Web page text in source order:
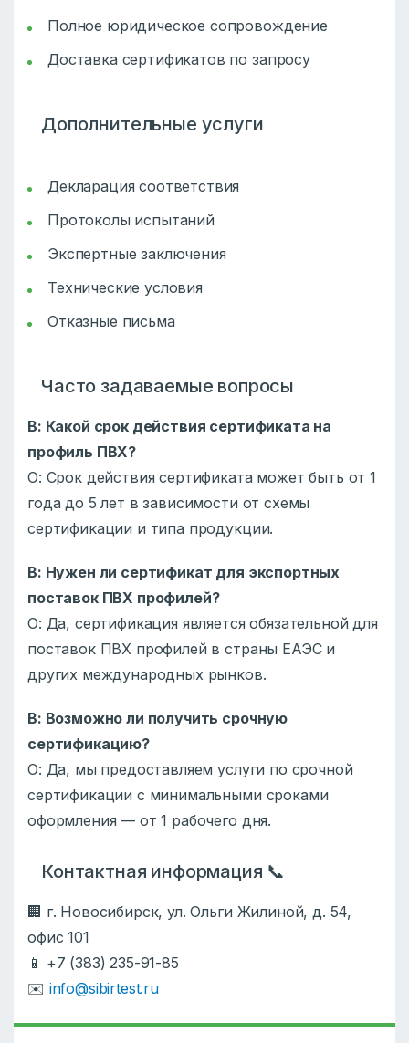
Полное юридическое сопровождение
Доставка сертификатов по запросу
Дополнительные услуги
Декларация соответствия
Протоколы испытаний
Экспертные заключения
Технические условия
Отказные письма
Часто задаваемые вопросы
В: Какой срок действия сертификата на
профиль ПВХ?
О: Срок действия сертификата может быть от 1
года до 5 лет в зависимости от схемы
сертификации и типа продукции.
В: Нужен ли сертификат для экспортных
поставок ПВХ профилей?
О: Да, сертификация является обязательной для
поставок ПВХ профилей в страны ЕАЭС и
других международных рынков.
В: Возможно ли получить срочную
сертификацию?
О: Да, мы предоставляем услуги по срочной
сертификации с минимальными сроками
оформления — от 1 рабочего дня.
Контактная информация 📞
🏢 г. Новосибирск, ул. Ольги Жилиной, д. 54,
офис 101
📱 +7 (383) 235-91-85
✉️ info@sibirtest.ru